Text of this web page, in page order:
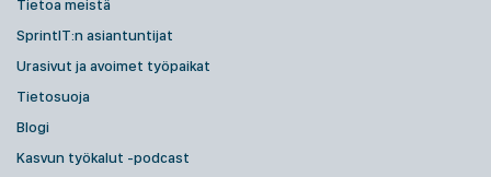
Tietoa meistä
SprintIT:n asiantuntijat
Urasivut ja avoimet työpaikat
Tietosuoja
Blogi
Kasvun työkalut -podcast